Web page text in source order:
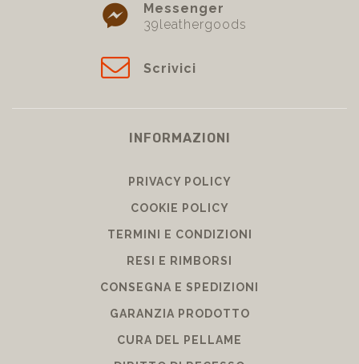
Messenger
39leathergoods
Scrivici
INFORMAZIONI
PRIVACY POLICY
COOKIE POLICY
TERMINI E CONDIZIONI
RESI E RIMBORSI
CONSEGNA E SPEDIZIONI
GARANZIA PRODOTTO
CURA DEL PELLAME